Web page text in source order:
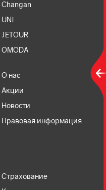
Changan
UNI
JETOUR
OMODA
О нас
Акции
Новости
Правовая информация
Страхование